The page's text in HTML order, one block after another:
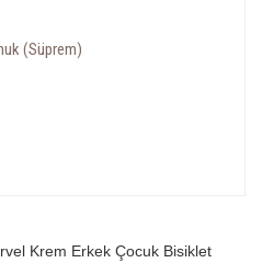
(Süprem)
Krem Erkek Çocuk Bisiklet